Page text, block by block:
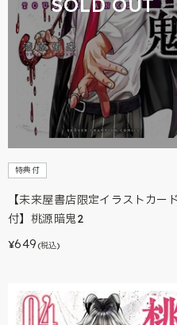
特典付
【未来屋書店限定イラストカード
付】桃源暗鬼2
¥649 (税込)